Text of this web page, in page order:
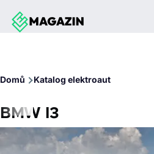
Přejít k hlavnímu obsahu
Domů Katalog elektroaut
BMW I3